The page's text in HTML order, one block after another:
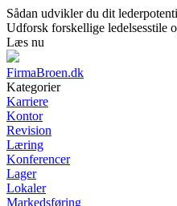
Sådan udvikler du dit
Udforsk forskellige ledelsesstile
Læs nu
FirmaBroen.dk
Kategorier
Karriere
Kontor
Revision
Læring
Konferencer
Lager
Lokaler
Markedsføring